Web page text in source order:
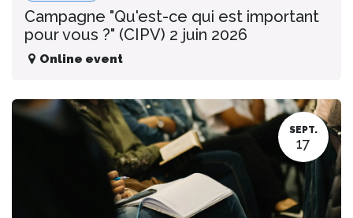
Campagne "Qu'est-ce qui est important
pour vous ?" (CIPV) 2 juin 2026
Online event
SEPT.
17